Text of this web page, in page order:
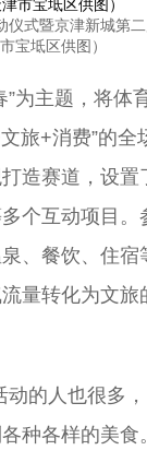
式暨京津新城第二
宝坻区供图）
为主题，将体
旅+消费”的全
造赛道，设置
个互动项目。
、餐饮、住宿
量转化为文旅
的人也很多
种各样的美食